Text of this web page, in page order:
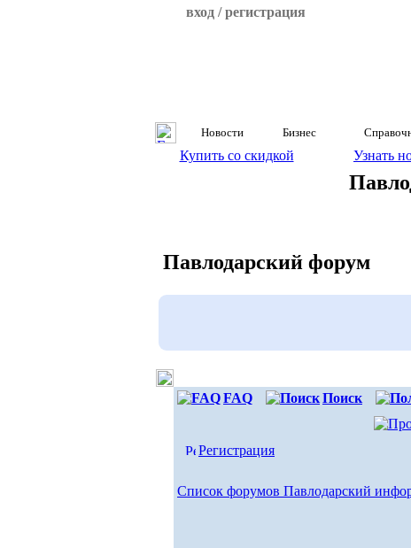
вход / регистрация
Новости Бизнес
Купить со скидкой Узнать
Павлодарский форум
FAQ Поиск
Регистрация
Список форумов Павлодарский